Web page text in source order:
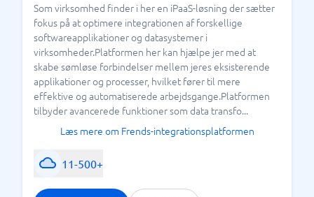
Som virksomhed finder i her en iPaaS-løsning der sætter
fokus på at optimere integrationen af forskellige
softwareapplikationer og datasystemer i
virksomheder.Platformen her kan hjælpe jer med at
skabe sømløse forbindelser mellem jeres eksisterende
applikationer og processer, hvilket fører til mere
effektive og automatiserede arbejdsgange.Platformen
tilbyder avancerede funktioner som data transfo...
Læs mere om Frends-integrationsplatformen
11-500+